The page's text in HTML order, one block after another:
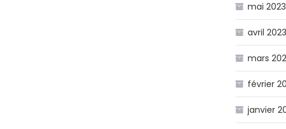
mai 2023
avril 2023
mars
février
janvier